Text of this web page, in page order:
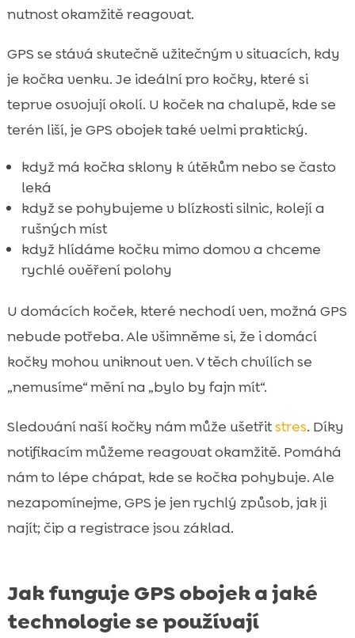
nutnost okamžitě reagovat.
GPS se stává skutečně užitečným v situacích, kdy
je kočka venku. Je ideální pro kočky, které si
teprve osvojují okolí. U koček na chalupě, kde se
terén liší, je GPS obojek také velmi praktický.
když má kočka sklony k útěkům nebo se často
leká
když se pohybujeme v blízkosti silnic, kolejí a
rušných míst
když hlídáme kočku mimo domov a chceme
rychlé ověření polohy
U domácích koček, které nechodí ven, možná GPS
nebude potřeba. Ale všimněme si, že i domácí
kočky mohou uniknout ven. V těch chvílích se
„nemusíme“ mění na „bylo by fajn mít“.
Sledování naší kočky nám může ušetřitstres. Díky
notifikacím můžeme reagovat okamžitě. Pomáhá
nám to lépe chápat, kde se kočka pohybuje. Ale
nezapomínejme, GPS je jen rychlý způsob, jak ji
najít; čip a registrace jsou základ.
Jak funguje GPS obojek a jaké
technologie se používají